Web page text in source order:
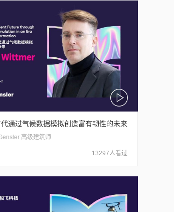
通过气候数据模拟创造富有韧性的未来
高级建筑师
13297人看过